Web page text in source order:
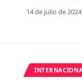
14 de julio de 2024